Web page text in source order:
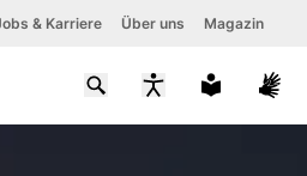
& Karriere Über uns Magazin